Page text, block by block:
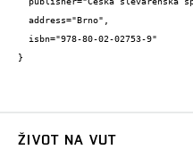
}
ŽIVOT NA VUT